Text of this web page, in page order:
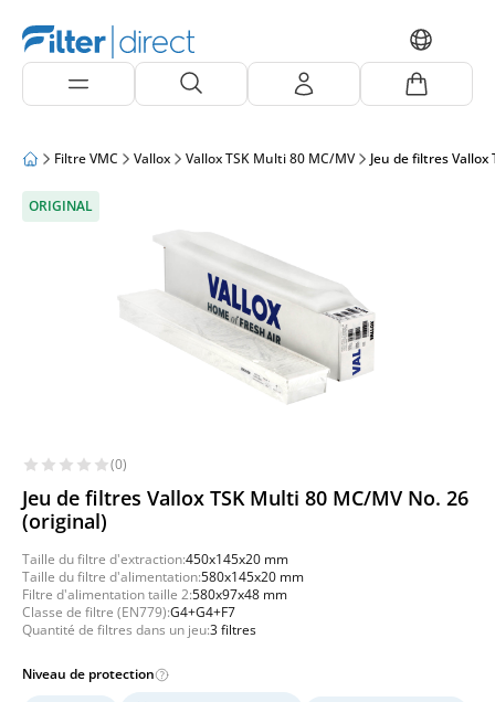
Filtre VMC Vallox Vallox TSK Multi 80 MC/MV Jeu de filtres
ORIGINAL
(0)
Jeu de filtres Vallox TSK Multi 80 MC/MV No. 26
(original)
Taille du filtre d'extraction:450x145x20 mm
Taille du filtre d'alimentation:580x145x20 mm
Filtre d'alimentation taille 2:580x97x48 mm
Classe de filtre (EN779):G4+G4+F7
Quantité de filtres dans un jeu:3 filtres
Niveau de protection